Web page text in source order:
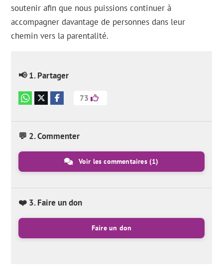
soutenir afin que nous puissions continuer à
accompagner davantage de personnes dans leur
chemin vers la parentalité.
📢 1. Partager
73
💬 2. Commenter
Voir les commentaires(1)
❤️ 3. Faire un don
Faire un don